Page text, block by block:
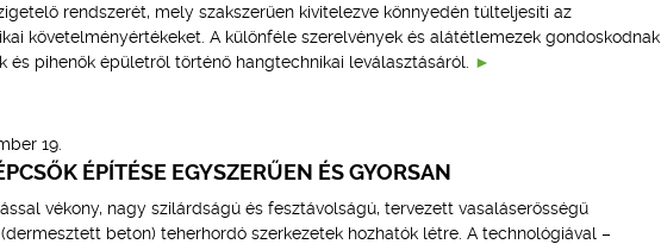
rendszerét, mely szakszerűen kivitelezve könnyedén túlteljesíti az
követelményértékeket. A különféle szerelvények és alátétlemezek gondoskodnak
és pihenők épületről történő hangtechnikai leválasztásáról.
19.
ÉPÍTÉSE EGYSZERŰEN ÉS GYORSAN
vékony, nagy szilárdságú és fesztávolságú, tervezett vasaláserősségű
beton) teherhordó szerkezetek hozhatók létre. A technológiával –